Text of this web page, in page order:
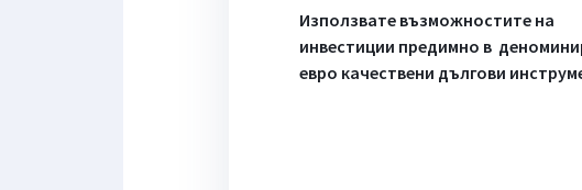
Използвате възможностите на
инвестиции предимно в
евро качествени дългови